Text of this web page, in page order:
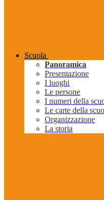
Scuola
Panoramica
Presentazione
I luoghi
Le persone
I numeri della
Le carte della
Organizzazione
La storia